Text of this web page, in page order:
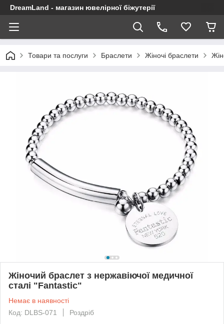
DreamLand - магазин ювелірної біжутерії
Товари та послуги Браслети Жіночі браслети
Жіночий браслет з нержавіючої медичної
сталі "Fantastic"
Немає в наявності
Код: DLBS-071
Роздріб